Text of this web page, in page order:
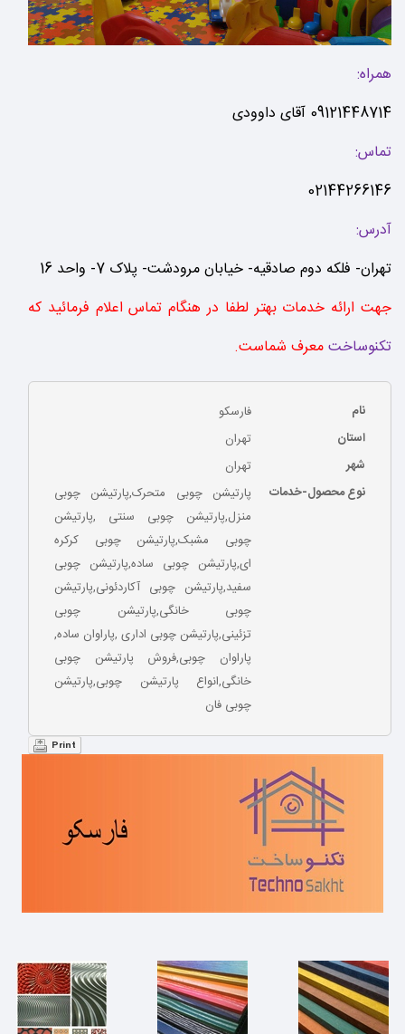
همراه:
09121448714 آقای داوودی
تماس:
02144266146
آدرس:
تهران- فلکه دوم صادقیه- خیابان مرودشت- پلاک 7- واحد 16
جهت ارائه خدمات بهتر لطفا در هنگام تماس اعلام فرمائید که
تکنوساختمعرف شماست.
نام
فارسکو
استان
تهران
شهر
تهران
نوع محصول-خدمات
پارتیشن چوبی متحرک,پارتیشن چوبی
منزل,پارتیشن چوبی سنتی ,پارتیشن
چوبی مشبک,پارتیشن چوبی کرکره
ای,پارتیشن چوبی ساده,پارتیشن چوبی
سفید,پارتیشن چوبی آکاردئونی,پارتیشن
چوبی خانگی,پارتیشن چوبی
تزئینی,پارتیشن چوبی اداری ,پاراوان ساده,
پاراوان چوبی,فروش پارتیشن چوبی
خانگی,انواع پارتیشن چوبی,پارتیشن
چوبی فان
Print